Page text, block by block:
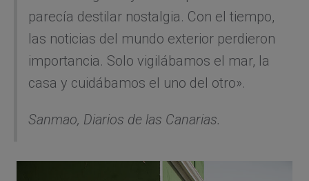
parecía destilar nostalgia. Con el tiempo,
las noticias del mundo exterior perdieron
importancia. Solo vigilábamos el mar, la
casa y cuidábamos el uno del otro».
Sanmao, Diarios de las Canarias.